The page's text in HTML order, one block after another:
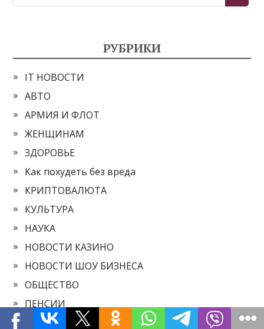
РУБРИКИ
IT НОВОСТИ
АВТО
АРМИЯ И ФЛОТ
ЖЕНЩИНАМ
ЗДОРОВЬЕ
Как похудеть без вреда
КРИПТОВАЛЮТА
КУЛЬТУРА
НАУКА
НОВОСТИ КАЗИНО
НОВОСТИ ШОУ БИЗНЕСА
ОБЩЕСТВО
ПЕНСИИ
ПОЛИТИКА